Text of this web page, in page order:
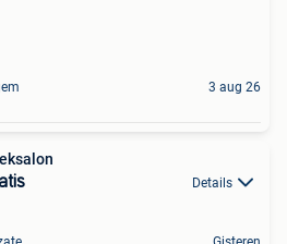
3 aug 26
Details